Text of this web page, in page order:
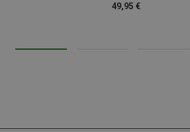
49,95 €